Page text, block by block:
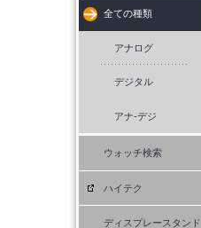
全ての種類
アナログ
デジタル
アナ-デジ
ウォッチ検索
ハイテク
ディスプレースタンド